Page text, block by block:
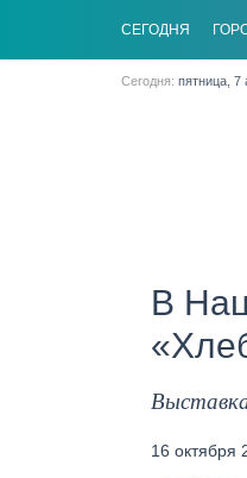
CЕГОДНЯ
Сегодня: пятница, 7
В
16 октября